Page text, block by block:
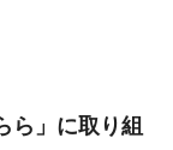
ら」に取り組